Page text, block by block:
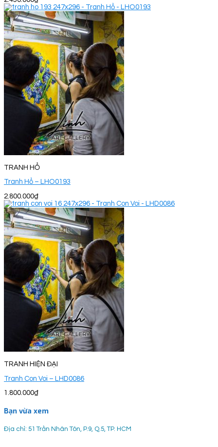
TRANH HỔ
Tranh Hổ – LHO0193
2.800.000₫
TRANH HIỆN ĐẠI
Tranh Con Voi – LHD0086
1.800.000₫
Bạn vừa xem
Địa chỉ: 51 Trần Nhân Tôn, P.9, Q.5, TP. HCM